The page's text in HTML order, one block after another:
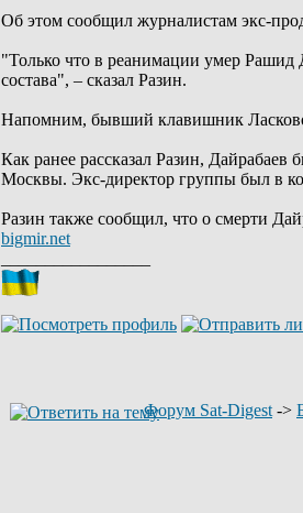
Об этом сообщил журналистам экс-
"Только что в реанимации умер Рашид
состава", – сказал Разин.
Напомним, бывший клавишник
Как ранее рассказал Разин,
Москвы. Экс-директор группы был в
Разин также сообщил, что о смерти
bigmir.net
Форум Sat-Digest ->